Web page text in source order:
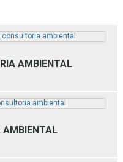
AMBIENTAL
AMBIENTAL